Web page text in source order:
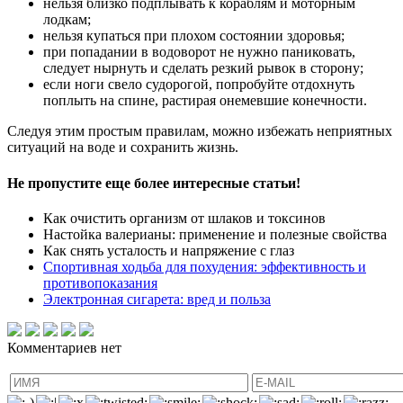
нельзя близко подплывать к кораблям и моторным
лодкам;
нельзя купаться при плохом состоянии здоровья;
при попадании в водоворот не нужно паниковать,
следует нырнуть и сделать резкий рывок в сторону;
если ноги свело судорогой, попробуйте отдохнуть
поплыть на спине, растирая онемевшие конечности.
Следуя этим простым правилам, можно избежать неприятных
ситуаций на воде и сохранить жизнь.
Не пропустите еще более интересные статьи!
Как очистить организм от шлаков и токсинов
Настойка валерианы: применение и полезные свойства
Как снять усталость и напряжение с глаз
Спортивная ходьба для похудения: эффективность и
противопоказания
Электронная сигарета: вред и польза
Комментариев нет